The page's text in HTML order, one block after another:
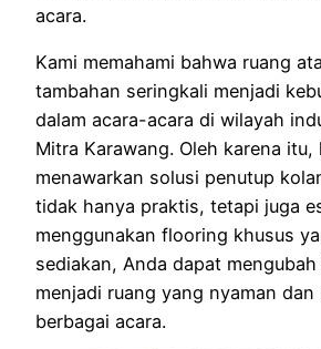
acara.
Kami memahami bahwa ruang
tambahan seringkali menjadi
dalam acara-acara di wilayah
Mitra Karawang. Oleh karena itu,
menawarkan solusi penutup
tidak hanya praktis, tetapi juga
menggunakan flooring khusus
sediakan, Anda dapat
menjadi ruang yang nyaman
berbagai acara.